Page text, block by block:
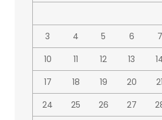
3
4 5 6 7
10
11 12 13
17
18 19 20 21
24
25 26 27